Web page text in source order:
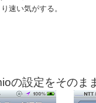
がいい所。
の設定をそのま